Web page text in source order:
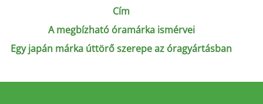
Cím
A megbízható óramárka ismérvei
Egy japán márka úttörő szerepe az óragyártásban